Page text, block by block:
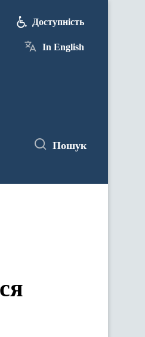
Доступність
In English
Пошук